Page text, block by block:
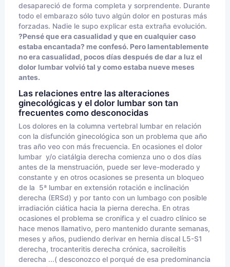
desapareció de forma completa y sorprendente. Durante
todo el embarazo sólo tuvo algún dolor en posturas más
forzadas. Nadie le supo explicar esta extraña evolución.
?Pensé que era casualidad y que en cualquier caso
estaba encantada? me confesó. Pero lamentablemente
no era casualidad, pocos días después de dar a luz el
dolor lumbar volvió tal y como estaba nueve meses
antes.
Las relaciones entre las alteraciones
ginecológicas y el dolor lumbar son tan
frecuentes como desconocidas
Los dolores en la columna vertebral lumbar en relación
con la disfunción ginecológica son un problema que año
tras año veo con más frecuencia. En ocasiones el dolor
lumbar y/o ciatálgia derecha comienza uno o dos días
antes de la menstruación, puede ser leve-moderado y
constante y en otros ocasiones se presenta un bloqueo
de la 5ª lumbar en extensión rotación e inclinación
derecha (ERSd) y por tanto con un lumbago con posible
irradiación ciática hacia la pierna derecha. En otras
ocasiones el problema se cronifica y el cuadro clínico se
hace menos llamativo, pero mantenido durante semanas,
meses y años, pudiendo derivar en hernia discal L5-S1
derecha, trocanteritis derecha crónica, sacroileítis
derecha ...( desconozco el porqué de esa predominancia